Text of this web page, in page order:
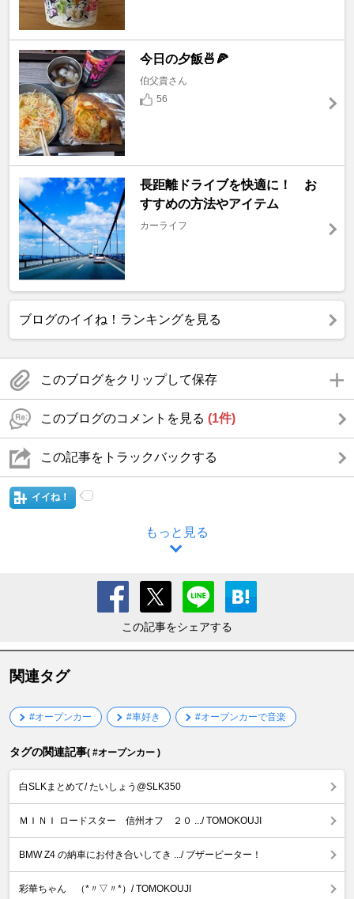
今日の夕飯🍜🍕
伯父貴さん
56
長距離ドライブを快適に！ お
すすめの方法やアイテム
カーライフ
ブログのイイね！ランキングを見る
このブログをクリップして保存
このブログのコメントを見る (1件)
この記事をトラックバックする
イイね！
もっと見る
この記事をシェアする
関連タグ
#オープンカー #車好き #オープンカーで音楽
タグの関連記事( #オープンカー )
白SLKまとめて/ たいしょう@SLK350
ＭＩＮＩ ロードスター 信州オフ ２０ .../ TOMOKOUJI
BMW Z4 の納車にお付き合いしてき .../ ブザービーター！
彩華ちゃん （*〃▽〃*）/ TOMOKOUJI